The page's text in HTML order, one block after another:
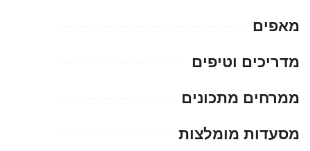
מאפים
מדריכים וטיפים
ממרחים מתכונים
מסעדות מומלצות